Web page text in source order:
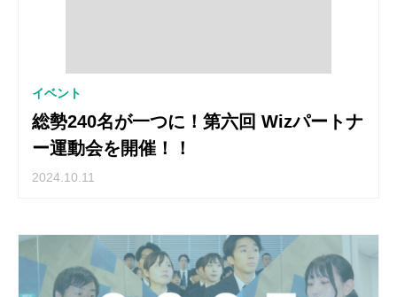
イベント
総勢240名が一つに！第六回 Wizパートナ
ー運動会を開催！！
2024.10.11